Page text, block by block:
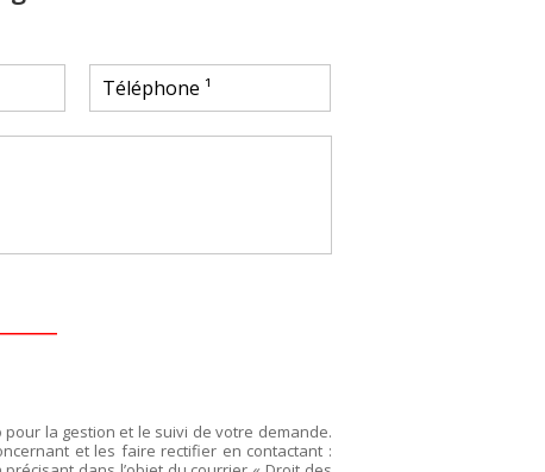
pour la gestion et le suivi de votre demande.
et les faire rectifier en contactant :